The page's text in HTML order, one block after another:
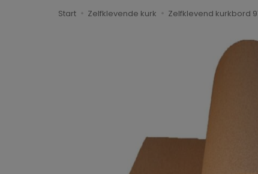
Start Zelfklevende kurk Zelfklevend kurkbord